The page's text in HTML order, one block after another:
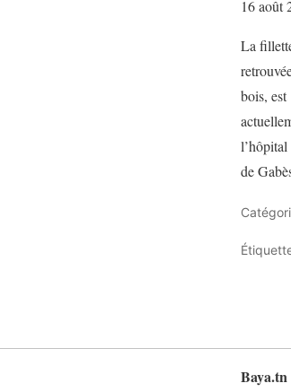
16 août
La
bois, est
de
Baya.tn